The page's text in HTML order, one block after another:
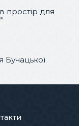
простір для
Бучацької